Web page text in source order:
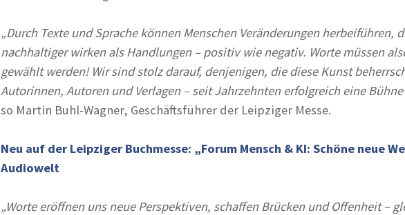
„Durch Texte und Sprache können Menschen Veränderungen herbeiführen,
nachhaltiger wirken als Handlungen – positiv wie negativ. Worte müssen
gewählt werden! Wir sind stolz darauf, denjenigen, die diese Kunst
Autorinnen, Autoren und Verlagen – seit Jahrzehnten erfolgreich eine
so Martin Buhl-Wagner, Geschäftsführer der Leipziger Messe.
Neu auf der Leipziger Buchmesse: „Forum Mensch & KI: Schöne neue
Audiowelt
„Worte eröffnen uns neue Perspektiven, schaffen Brücken und Offenheit –